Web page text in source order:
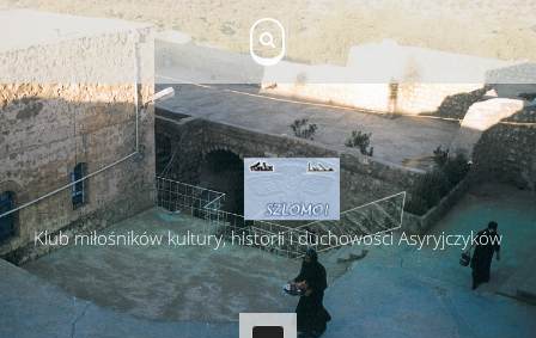
Skip
content
Klub miłośników kultury, historii i duchowości Asyryjczyków